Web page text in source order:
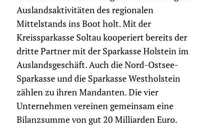
Auslandsaktivitäten des regionalen
Mittelstands ins Boot holt. Mit der
Kreissparkasse Soltau kooperiert bereits der
dritte Partner mit der Sparkasse Holstein im
Auslandsgeschäft. Auch die Nord-Ostsee-
Sparkasse und die Sparkasse Westholstein
zählen zu ihren Mandanten. Die vier
Unternehmen vereinen gemeinsam eine
Bilanzsumme von gut 20 Milliarden Euro.